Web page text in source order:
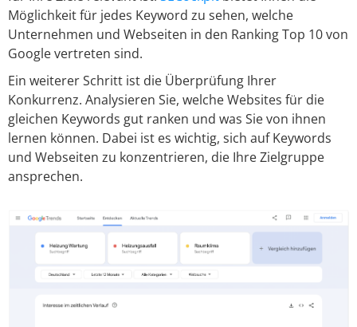
Möglichkeit für jedes Keyword zu sehen, welche
Unternehmen und Webseiten in den Ranking Top 10 von
Google vertreten sind.
Ein weiterer Schritt ist die Überprüfung Ihrer
Konkurrenz. Analysieren Sie, welche Websites für die
gleichen Keywords gut ranken und was Sie von ihnen
lernen können. Dabei ist es wichtig, sich auf Keywords
und Webseiten zu konzentrieren, die Ihre Zielgruppe
ansprechen.